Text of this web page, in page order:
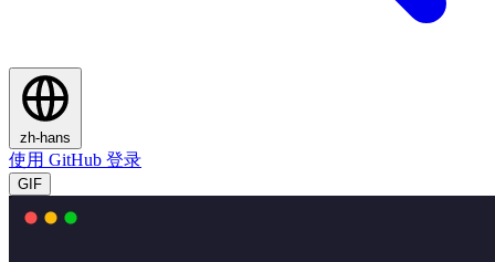
zh-hans
使用 GitHub 登录
GIF